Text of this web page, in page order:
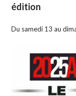
édition
Du samedi 13 au